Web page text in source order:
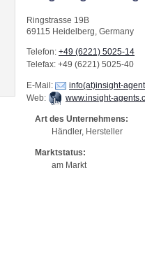
Ringstrasse 19B
69115 Heidelberg, Germany
Telefon: +49 (6221) 5025-14
Telefax: +49 (6221) 5025-40
E-Mail:
info(at)insight-
Web:
www.insight-
Art des Unternehmens:
Händler, Hersteller
Marktstatus:
am Markt